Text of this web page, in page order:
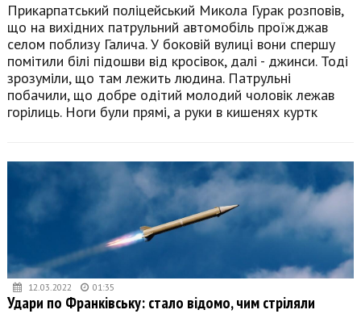
Прикарпатський поліцейський Микола Гурак розповів,
що на вихідних патрульний автомобіль проїжджав
селом поблизу Галича. У боковій вулиці вони спершу
помітили білі підошви від кросівок, далі - джинси. Тоді
зрозуміли, що там лежить людина. Патрульні
побачили, що добре одітий молодий чоловік лежав
горілиць. Ноги були прямі, а руки в кишенях куртк
12.03.2022 01:35
Удари по Франківську: стало відомо, чим стріляли